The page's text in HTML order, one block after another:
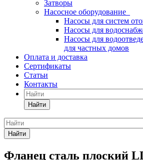
Затворы
Насосное оборудование
Насосы для систем
Насосы для
Насосы для
для частных домов
Оплата и доставка
Сертификаты
Статьи
Контакты
Найти
Найти
Фланец сталь плоский